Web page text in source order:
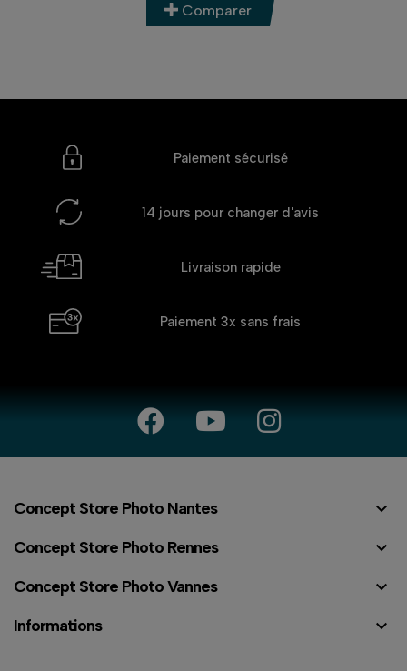
Comparer
Paiement sécurisé
14 jours pour changer d'avis
Livraison rapide
Paiement 3x sans frais
Concept Store Photo Nantes 
Concept Store Photo Rennes 
Concept Store Photo Vannes 
Informations 